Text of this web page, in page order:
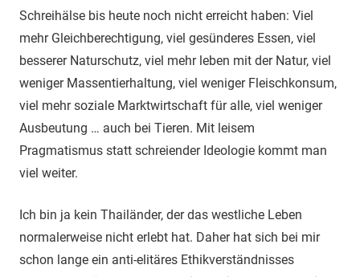
Schreihälse bis heute noch nicht erreicht haben: Viel
mehr Gleichberechtigung, viel gesünderes Essen, viel
besserer Naturschutz, viel mehr leben mit der Natur, viel
weniger Massentierhaltung, viel weniger Fleischkonsum,
viel mehr soziale Marktwirtschaft für alle, viel weniger
Ausbeutung … auch bei Tieren. Mit leisem
Pragmatismus statt schreiender Ideologie kommt man
viel weiter.
Ich bin ja kein Thailänder, der das westliche Leben
normalerweise nicht erlebt hat. Daher hat sich bei mir
schon lange ein anti-elitäres Ethikverständnisses